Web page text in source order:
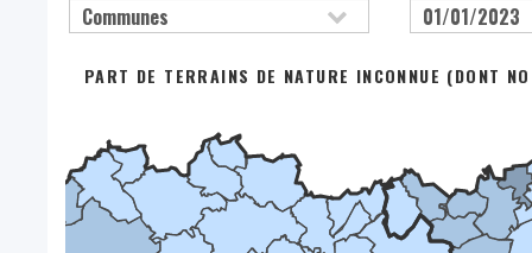
PART DE TERRAINS DE NATURE INCONNUE